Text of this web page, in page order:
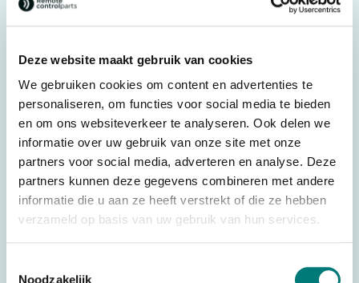
Deze website maakt gebruik van cookies
We gebruiken cookies om content en advertenties te
personaliseren, om functies voor social media te bieden
en om ons websiteverkeer te analyseren. Ook delen we
informatie over uw gebruik van onze site met onze
partners voor social media, adverteren en analyse. Deze
partners kunnen deze gegevens combineren met andere
informatie die u aan ze heeft verstrekt of die ze hebben
verzameld op basis van uw gebruik van hun services.
Noodzakelijk
Weight
0,650 kg
Brands
HBC-Radiomatic®
Voltage VAC, VDC
Battery technology
Country of Origin (CO) Germany